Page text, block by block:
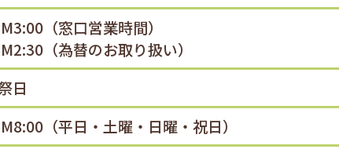
（窓口営業時間）
（為替のお取り扱い）
日
（平日・土曜・日曜・祝日）